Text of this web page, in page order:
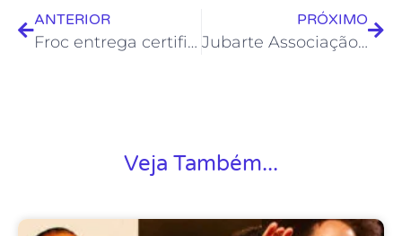
ANTERIOR
Froc entrega certificados para expositores da Casa de Cultura
PRÓXIMO
Jubarte Associação dos Artesãos de Rio das Ostras completa 22 anos
Veja Também...